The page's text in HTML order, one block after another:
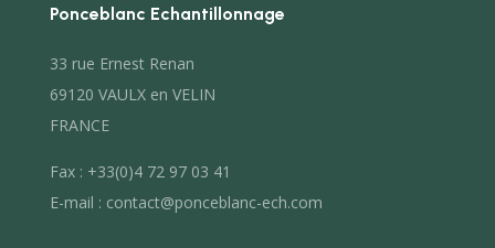
Ponceblanc Echantillonnage
33 rue Ernest Renan
69120 VAULX en VELIN
FRANCE
Fax : +33(0)4 72 97 03 41
E-mail : contact@ponceblanc-ech.com